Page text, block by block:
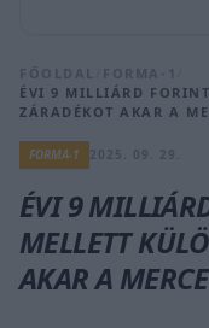
FŐOLDAL FORMA-1
ÉVI 9 MILLIÁRD
ZÁRADÉKOT AKAR A
FORMA-1
ÉVI 9
MELLETT
AKAR A